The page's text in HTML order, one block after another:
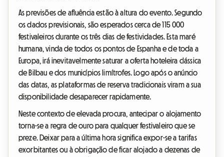
As previsões de afluência estão à altura do evento. Segundo
os dados previsionais, são esperados cerca de 115 000
festivaleiros durante os três dias de festividades. Esta maré
humana, vinda de todos os pontos de Espanha e de toda a
Europa, irá inevitavelmente saturar a oferta hoteleira clássica
de Bilbau e dos municípios limítrofes. Logo após o anúncio
das datas, as plataformas de reserva tradicionais viram a sua
disponibilidade desaparecer rapidamente.
Neste contexto de elevada procura, antecipar o alojamento
torna-se a regra de ouro para qualquer festivaleiro que se
preze. Deixar para a última hora significa expor-se a tarifas
exorbitantes ou à obrigação de ficar alojado a dezenas de